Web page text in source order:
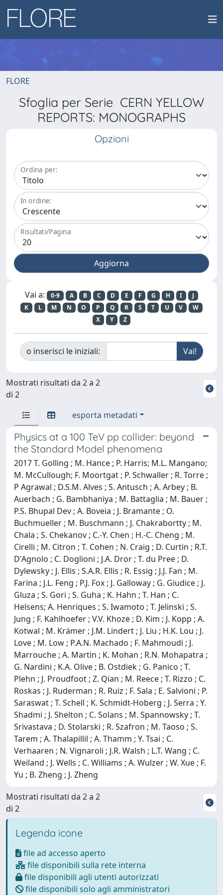
FLORE
Sfoglia per Serie CERN YELLOW
REPORTS: MONOGRAPHS
Opzioni
Ordina per:
In ordine:
Risultati/Pagina
Vai a: 0-9 A B C D E F G H I
J
K
L M N O P Q R S T U V
W
X
Y Z
o inserisci le iniziali:
Mostrati risultati da 2 a 2
di 2
esporta metadati
Physics at a 100 TeV pp collider: beyond
the Standard Model phenomena
2017 T. Golling ; M. Hance ; P. Harris; M.L. Mangano;
M. McCullough; F. Moortgat ; P. Schwaller ; R. Torre ;
P Agrawal ; D.S.M. Alves ; S. Antusch ; A. Arbey ; B.
Auerbach ; G. Bambhaniya ; M. Battaglia ; M. Bauer ;
P.S. Bhupal Dev ; A. Boveia ; J. Bramante ; O.
Buchmueller ; M. Buschmann ; J. Chakrabortty ; M.
Chala ; S. Chekanov ; C.-Y. Chen ; H.-C. Cheng ; M.
Cirelli ; M. Citron ; T. Cohen ; N. Craig ; D. Curtin ; R.T.
D'Agnolo ; C. Doglioni ; J.A. Dror ; T. du Pree ; D.
Dylewsky ; J. Ellis ; S.A.R. Ellis ; R. Essig ; J.J. Fan ; M.
Farina ; J.L. Feng ; P.J. Fox ; J. Galloway ; G. Giudice ; J.
Gluza ; S. Gori ; S. Guha ; K. Hahn ; T. Han ; C.
Helsens; A. Henriques ; S. Iwamoto ; T. Jelinski ; S.
Jung ; F. Kahlhoefer ; V.V. Khoze ; D. Kim ; J. Kopp ; A.
Kotwal ; M. Krämer ; J.M. Lindert ; J. Liu ; H.K. Lou ; J.
Love ; M. Low ; P.A.N. Machado ; F. Mahmoudi ; J.
Marrouche ; A. Martin ; K. Mohan ; R.N. Mohapatra ;
G. Nardini ; K.A. Olive ; B. Ostdiek ; G. Panico ; T.
Plehn ; J. Proudfoot ; Z. Qian ; M. Reece ; T. Rizzo ; C.
Roskas ; J. Ruderman ; R. Ruiz ; F. Sala ; E. Salvioni ; P.
Saraswat ; T. Schell ; K. Schmidt-Hoberg ; J. Serra ; Y.
Shadmi ; J. Shelton ; C. Solans ; M. Spannowsky ; T.
Srivastava ; D. Stolarski ; R. Szafron ; M. Taoso ; S.
Tarem ; A. Thalapillil ; A. Thamm ; Y. Tsai ; C.
Verhaaren ; N. Vignaroli ; J.R. Walsh ; L.T. Wang ; C.
Weiland ; J. Wells ; C. Williams ; A. Wulzer ; W. Xue ; F.
Yu ; B. Zheng ; J. Zheng
Mostrati risultati da 2 a 2
di 2
Legenda icone
file ad accesso aperto
file disponibili sulla rete interna
file disponibili agli utenti autorizzati
file disponibili solo agli amministratori